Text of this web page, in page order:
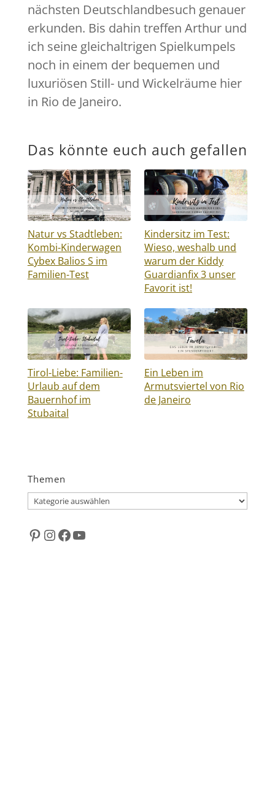
nächsten Deutschlandbesuch genauer
erkunden. Bis dahin treffen Arthur und
ich seine gleichaltrigen Spielkumpels
noch in einem der bequemen und
luxuriösen Still- und Wickelräume hier
in Rio de Janeiro.
Das könnte euch auch gefallen
Natur vs Stadtleben:
Kombi-Kinderwagen
Cybex Balios S im
Familien-Test
Kindersitz im Test:
Wieso, weshalb und
warum der Kiddy
Guardianfix 3 unser
Favorit ist!
Tirol-Liebe: Familien-
Urlaub auf dem
Bauernhof im
Stubaital
Ein Leben im
Armutsviertel von Rio
de Janeiro
Themen
Themen
Pinterest
Instagram
Facebook
YouTube